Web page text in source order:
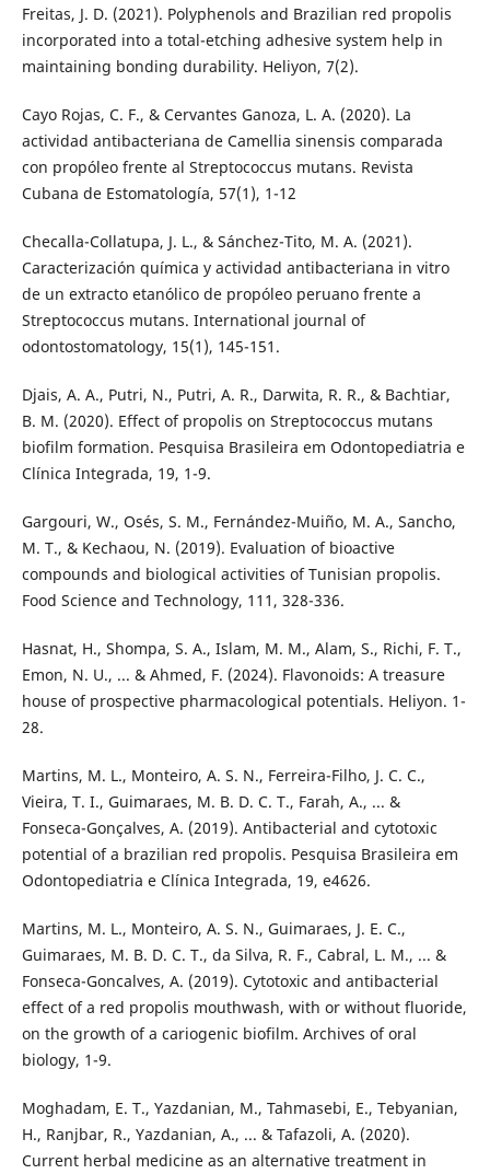
Freitas, J. D. (2021). Polyphenols and Brazilian red propolis
incorporated into a total-etching adhesive system help in
maintaining bonding durability. Heliyon, 7(2).
Cayo Rojas, C. F., & Cervantes Ganoza, L. A. (2020). La
actividad antibacteriana de Camellia sinensis comparada
con propóleo frente al Streptococcus mutans. Revista
Cubana de Estomatología, 57(1), 1-12
Checalla-Collatupa, J. L., & Sánchez-Tito, M. A. (2021).
Caracterización química y actividad antibacteriana in vitro
de un extracto etanólico de propóleo peruano frente a
Streptococcus mutans. International journal of
odontostomatology, 15(1), 145-151.
Djais, A. A., Putri, N., Putri, A. R., Darwita, R. R., & Bachtiar,
B. M. (2020). Effect of propolis on Streptococcus mutans
biofilm formation. Pesquisa Brasileira em Odontopediatria e
Clínica Integrada, 19, 1-9.
Gargouri, W., Osés, S. M., Fernández-Muiño, M. A., Sancho,
M. T., & Kechaou, N. (2019). Evaluation of bioactive
compounds and biological activities of Tunisian propolis.
Food Science and Technology, 111, 328-336.
Hasnat, H., Shompa, S. A., Islam, M. M., Alam, S., Richi, F. T.,
Emon, N. U., ... & Ahmed, F. (2024). Flavonoids: A treasure
house of prospective pharmacological potentials. Heliyon. 1-
28.
Martins, M. L., Monteiro, A. S. N., Ferreira-Filho, J. C. C.,
Vieira, T. I., Guimaraes, M. B. D. C. T., Farah, A., ... &
Fonseca-Gonçalves, A. (2019). Antibacterial and cytotoxic
potential of a brazilian red propolis. Pesquisa Brasileira em
Odontopediatria e Clínica Integrada, 19, e4626.
Martins, M. L., Monteiro, A. S. N., Guimaraes, J. E. C.,
Guimaraes, M. B. D. C. T., da Silva, R. F., Cabral, L. M., ... &
Fonseca-Goncalves, A. (2019). Cytotoxic and antibacterial
effect of a red propolis mouthwash, with or without fluoride,
on the growth of a cariogenic biofilm. Archives of oral
biology, 1-9.
Moghadam, E. T., Yazdanian, M., Tahmasebi, E., Tebyanian,
H., Ranjbar, R., Yazdanian, A., ... & Tafazoli, A. (2020).
Current herbal medicine as an alternative treatment in